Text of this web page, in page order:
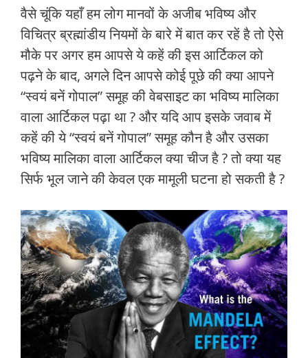
वैसे चूंकि यहाँ हम लोग मानवों के अजीब भविष्य और
विचित्र ब्रह्मांडीय नियमों के बारे में बात कर रहें है तो ऐसे
मौके पर अगर हम आपसे ये कहें की इस आर्टिकल को
पढ़ने के बाद, अगले दिन आपसे कोई पूछे की क्या आपने
“स्वयं बनें गोपाल” समूह की वेबसाइट का भविष्य मालिका
वाला आर्टिकल पढ़ा था ? और यदि आप इसके जवाब में
कहें की ये “स्वयं बनें गोपाल” समूह कौन है और उसका
भविष्य मालिका वाला आर्टिकल क्या चीज है ? तो क्या यह
सिर्फ भूल जाने की केवल एक मामूली घटना हो सकती है ?